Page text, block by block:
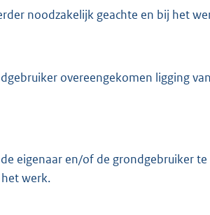
noodzakelijk geachte en bij het
overeengekomen ligging
eigenaar en/of de grondgebruiker
werk.